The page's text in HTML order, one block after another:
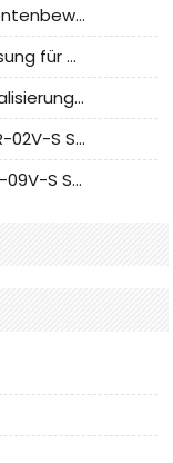
CNC Tech Inländische Kabelkomponentenbewertung und Massenproduktionsanpassungsanleitung
I-PEX-Hochfrequenz-Kabelbündel-Lösung für die heimische Produktion analysiert
CLIFF unter Bezugnahme auf die Aktualisierung der chinesischen Stecker-Testnormen
JST Stecker - bietet Original JST NSHR-02V-S Stecker und Ersatzteile an
JST-Stecker - Bietet Original JST GHR-09V-S Stecker und Ersatzteile an